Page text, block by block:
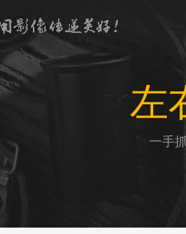
左
一手